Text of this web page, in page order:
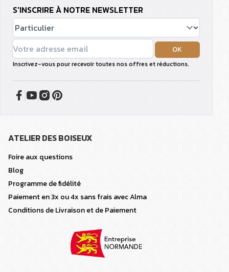
S'INSCRIRE À NOTRE NEWSLETTER
OK
Inscrivez-vous pour recevoir toutes nos offres et réductions.
ATELIER DES BOISEUX
Foire aux questions
Blog
Programme de fidélité
Paiement en 3x ou 4x sans frais avec Alma
Conditions de Livraison et de Paiement